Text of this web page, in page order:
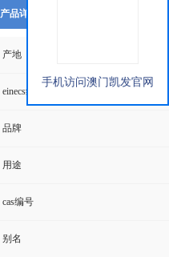
产品详细说明
产地
einecs编号
品牌
用途
cas编号
别名
手机访问澳门凯发官网